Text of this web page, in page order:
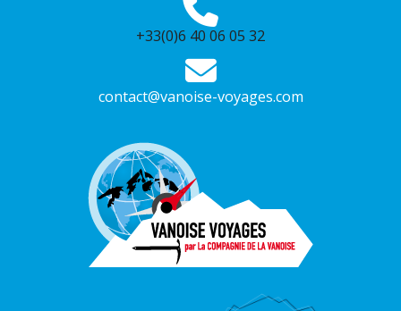
+33(0)6 40 06 05 32
contact@vanoise-voyages.com